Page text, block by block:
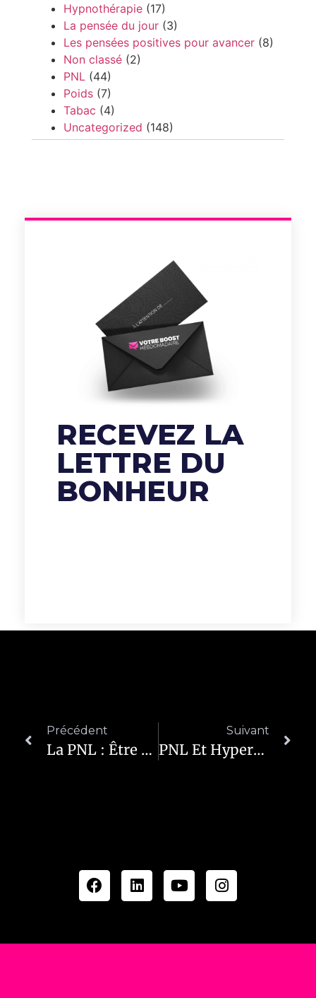
Hypnothérapie (17)
La pensée du jour (3)
Les pensées positives pour avancer (8)
Non classé (2)
PNL (44)
Poids (7)
Tabac (4)
Uncategorized (148)
RECEVEZ LA
LETTRE DU
BONHEUR
Précédent
La PNL : Être Aligné Avec Soi-Même Pour Exploiter Son Potentiel Caché
Suivant
PNL Et Hypersensibilité